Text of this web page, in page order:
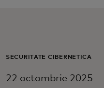
Pentru întreaga
SECURITATE CIBERNETICĂ
22 octombrie 2025